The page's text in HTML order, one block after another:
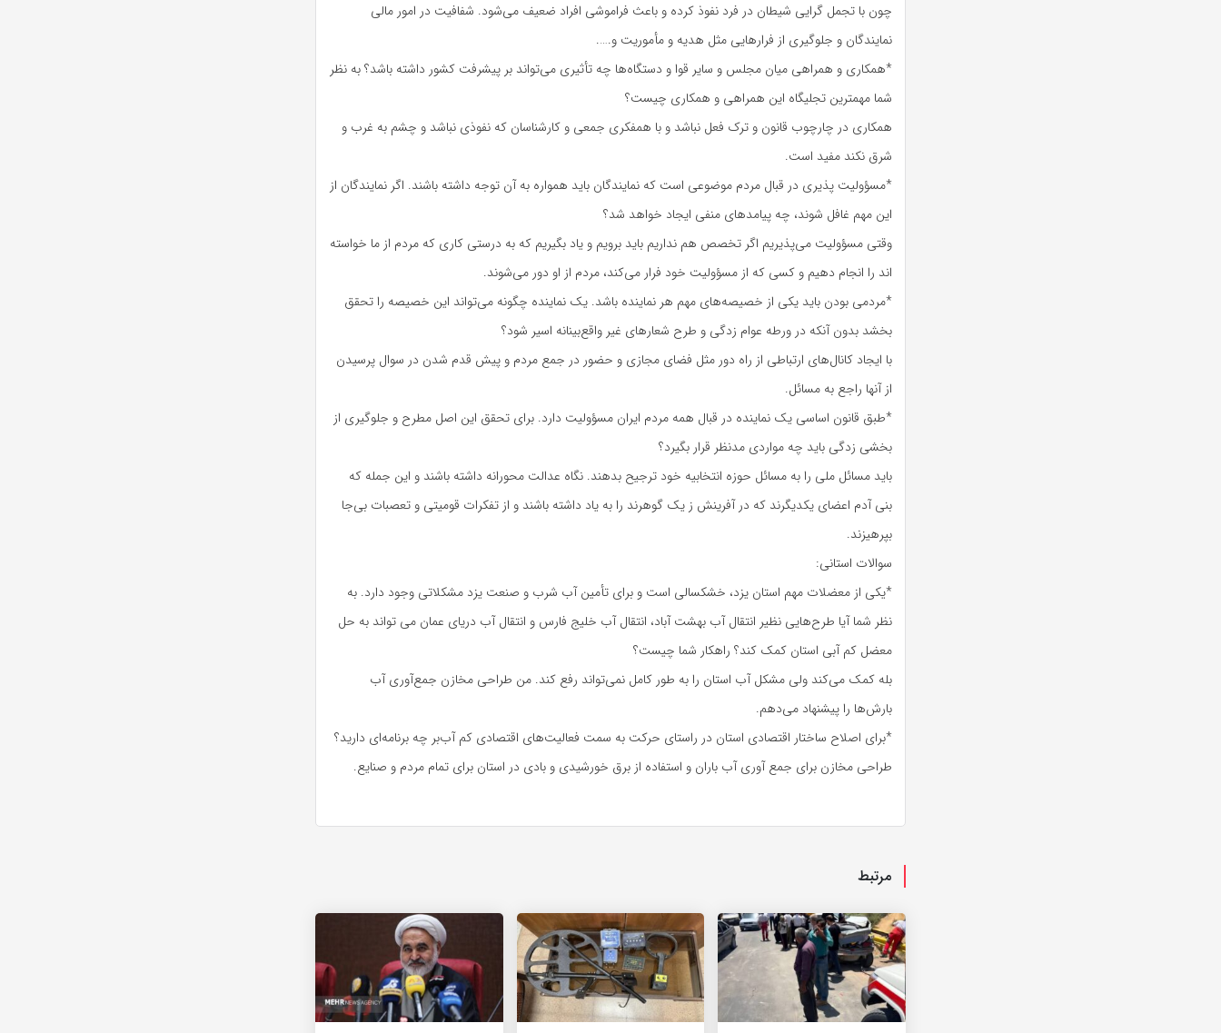
چون با تجمل گرایی شیطان در فرد نفوذ کرده و باعث فراموشی افراد ضعیف می‌شود. شفافیت در امور مالی
نمایندگان و جلوگیری از فرارهایی مثل هدیه و مأموریت و.‌….
*همکاری و همراهی میان مجلس و سایر قوا و دستگاه‌ها چه تأثیری می‌تواند بر پیشرفت کشور داشته باشد؟ به نظر
شما مهمترین تجلیگاه این همراهی و همکاری چیست؟
همکاری در چارچوب قانون و ترک فعل نباشد و با همفکری جمعی و کارشناسان که نفوذی نباشد و چشم به غرب و
شرق نکند مفید است.
*مسؤولیت پذیری در قبال مردم موضوعی است که نمایندگان باید همواره به آن توجه داشته باشند. اگر نمایندگان از
این مهم غافل شوند، چه پیامدهای منفی ایجاد خواهد شد؟
وقتی مسؤولیت می‌پذیریم اگر تخصص هم نداریم باید برویم و یاد بگیریم که به درستی کاری که مردم از ما خواسته
اند را انجام دهیم و کسی که از مسؤولیت خود فرار می‌کند، مردم از او دور می‌شوند.
*مردمی بودن باید یکی از خصیصه‌های مهم هر نماینده باشد. یک نماینده چگونه می‌تواند این خصیصه را تحقق
بخشد بدون آنکه در ورطه عوام زدگی و طرح شعارهای غیر واقع‌بینانه اسیر شود؟
با ایجاد کانال‌های ارتباطی از راه دور مثل فضای مجازی و حضور در جمع مردم و پیش قدم شدن در سوال پرسیدن
از آنها راجع به مسائل.
*طبق قانون اساسی یک نماینده در قبال همه مردم ایران مسؤولیت دارد. برای تحقق این اصل مطرح و جلوگیری از
بخشی زدگی باید چه مواردی مدنظر قرار بگیرد؟
باید مسائل ملی را به مسائل حوزه انتخابیه خود ترجیح بدهند. نگاه عدالت محورانه داشته باشند و این جمله که
بنی آدم اعضای یکدیگرند که در آفرینش ز یک گوهرند را به یاد داشته باشند و از تفکرات قومیتی و تعصبات بی‌جا
بپرهیزند.
سوالات استانی:
*یکی از معضلات مهم استان یزد، خشکسالی است و برای تأمین آب شرب و صنعت یزد مشکلاتی وجود دارد. به
نظر شما آیا طرح‌هایی نظیر انتقال آب بهشت آباد، انتقال آب خلیج فارس و انتقال آب دریای عمان می تواند به حل
معضل کم آبی استان کمک کند؟ راهکار شما چیست؟
بله کمک می‌کند ولی مشکل آب استان را به طور کامل نمی‌تواند رفع کند. من طراحی مخازن جمع‌آوری آب
بارش‌ها را پیشنهاد می‌دهم.
*برای اصلاح ساختار اقتصادی استان در راستای حرکت به سمت فعالیت‌های اقتصادی کم آب‌بر چه برنامه‌ای دارید؟
طراحی مخازن برای جمع آوری آب باران و استفاده از برق خورشیدی و بادی در استان برای تمام مردم و صنایع.
مرتبط